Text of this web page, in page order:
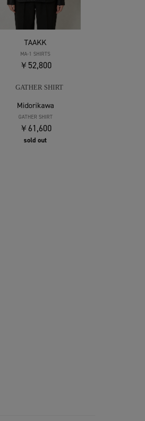
TAAKK
MA-1 SHIRTS
￥52,800
Midorikawa
GATHER SHIRT
￥61,600
sold out